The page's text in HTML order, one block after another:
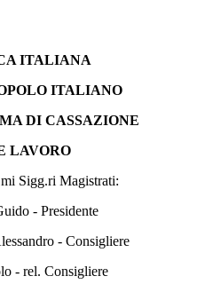
ITALIANA
ITALIANO
DI CASSAZIONE
LAVORO
Sigg.ri Magistrati:
- Presidente
- Consigliere
- rel. Consigliere